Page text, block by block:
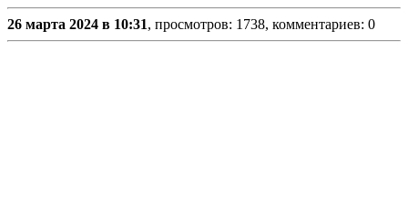
26 марта 2024 в 10:31, просмотров: 1738, комментариев: 0